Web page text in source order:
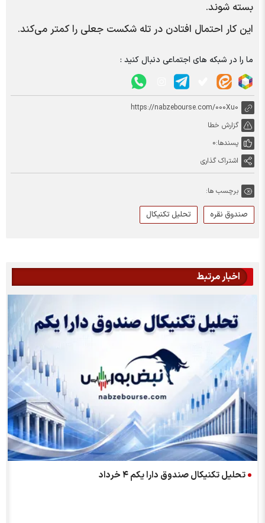
بسته شوند.
این کار احتمال افتادن در تله شکست جعلی را کمتر می‌کند.
ما را در شبکه های اجتماعی دنبال کنید :
https://nabzebourse.com/000Xu0
گزارش خطا
پسندها:0
اشتراک گذاری
برچسب ها:
صندوق نقره تحلیل تکنیکال
اخبار مرتبط
تحلیل تکنیکال صندوق دارا یکم ۴ خرداد